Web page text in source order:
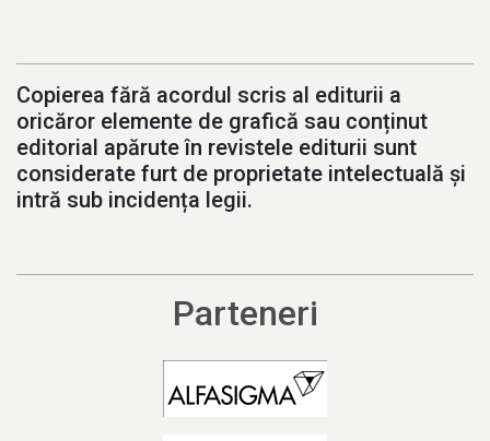
Copierea fără acordul scris al editurii a
oricăror elemente de grafică sau conținut
editorial apărute în revistele editurii sunt
considerate furt de proprietate intelectuală și
intră sub incidența legii.
Parteneri